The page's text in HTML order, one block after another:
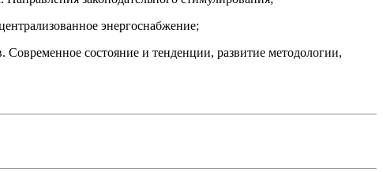
энергоснабжение;
состояние и тенденции, развитие методологии,